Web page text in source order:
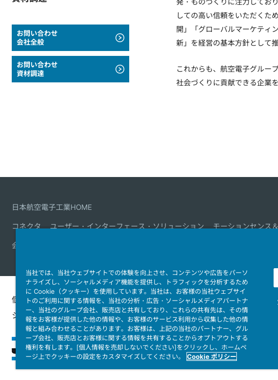
お問い合わせ
会社全般
お問い合わせ
資材調達
しての高い信頼をいただくた
開」「グローバルマーケティ
新」を経営の基本方針として
これからも、航空電子グルー
社会づくりに貢献できる企業
日本航空電子工業HOME
コネクタ ユーザー・インターフェース・ソリューション モーションセンス
会社情報
個人情報保護ポリ
シー
JAE Cookie
Policy
ウェブアクセシビリテ
ィ方針
当社では、当社ウェブサイトでの体験を向上させ、コンテンツや広告をパーソ
ナライズし、ソーシャルメディア機能を提供し、トラフィックを分析するため
に Cookie（クッキー）を使用しています。当社は、お客様の当社ウェブサイ
トのご利用に関する情報を、当社の分析・広告・ソーシャルメディアパートナ
ー、当社のグループ会社、販売店と共有しており、これらの共有先は、その情
報をお客様が提供した他の情報や、お客様のサービス利用から収集した他の情
報と組み合わせることがあります。お客様は、上記の当社のパートナー、グル
ープ会社、販売店とお客様に関する情報を共有することからオプトアウトする
権利を有します。[個人情報を売却しないでください]をクリックし、ホームペ
ージ上でクッキーの設定をカスタマイズしてください。
Cookie ポリシー